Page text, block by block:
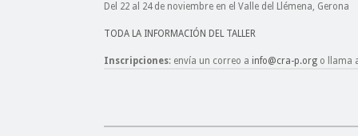
Del 22 al 24 de noviembre en el Valle del Llémena, Gerona
TODA LA INFORMACIÓN DEL TALLER
Inscripciones: envía un correo a info@cra-p.org o llama